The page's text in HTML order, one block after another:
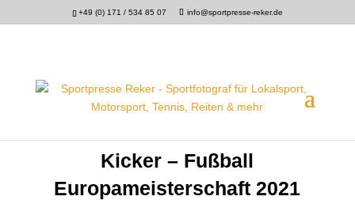
+49 (0) 171 / 534 85 07 info@sportpresse-reker.de
Kicker – Fußball
Europameisterschaft 2021